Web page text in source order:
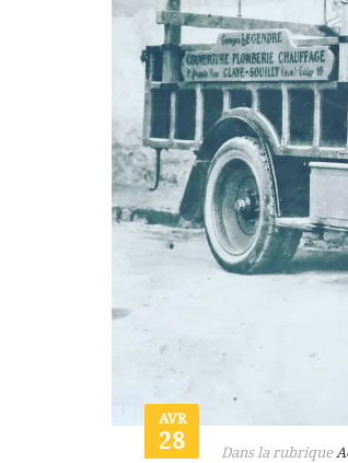
AVR
28 Dans la rubrique